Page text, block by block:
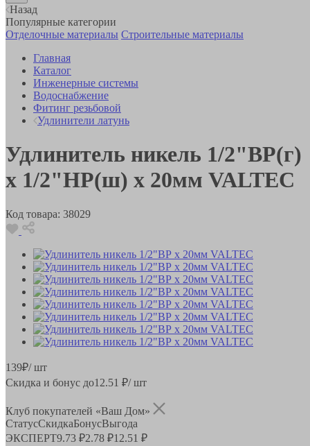
Назад
Популярные категории
Отделочные материалы Строительные материалы
Главная
Каталог
Инженерные системы
Водоснабжение
Фитинг резьбовой
Удлинители латунь
Удлинитель никель 1/2"ВР(г)
х 1/2"НР(ш) х 20мм VALTEC
Код товара: 38029
139₽/ шт
Скидка и бонус до12.51 ₽/ шт
Клуб покупателей «Ваш Дом»
СтатусСкидкаБонусВыгода
ЭКСПЕРТ9.73 ₽2.78 ₽12.51 ₽